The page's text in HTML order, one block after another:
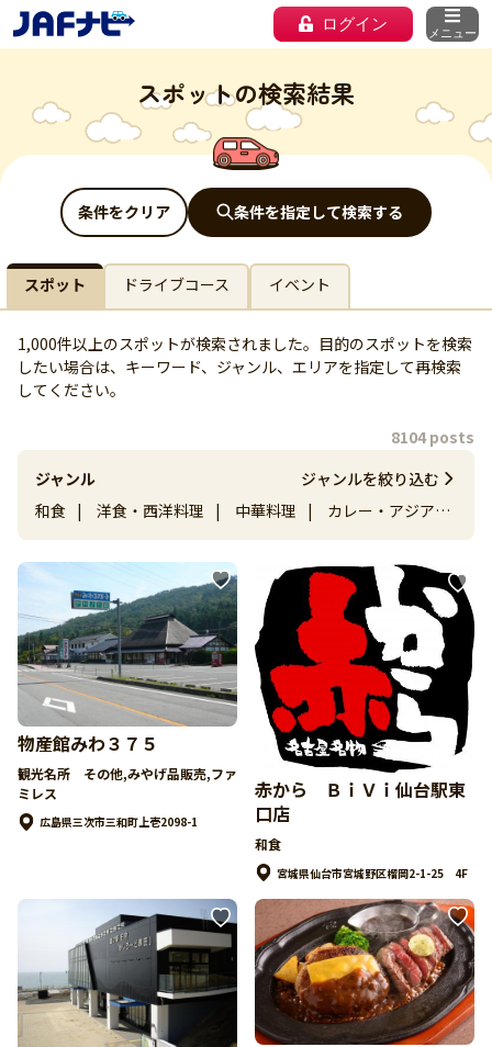
ログイン メニュー
スポットの検索結果
条件をクリア 条件を指定して検索する
スポット ドライブコース イベント
1,000件以上のスポットが検索されました。目的のスポットを検索
したい場合は、キーワード、ジャンル、エリアを指定して再検索
してください。
ジャンル
和食 | 洋食・西洋料理 | 中華料理 |
カレー・アジア・
ェ・バイキング
回転寿司・すし
麺（ラーメン、うど
ん、そば）
ジャンルを絞り込む
8104 posts
物産館みわ３７５
観光名所 その他,みやげ品販売,ファ
ミレス
広島県三次市三和町上壱2098-1
赤から ＢｉＶｉ仙台駅東
口店
和食
宮城県仙台市宮城野区榴岡2-1-25 4F